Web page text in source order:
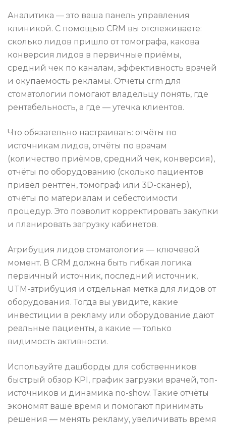
Аналитика — это ваша панель управления
клиникой. С помощью CRM вы отслеживаете:
сколько лидов пришло от томографа, какова
конверсия лидов в первичные приёмы,
средний чек по каналам, эффективность врачей
и окупаемость рекламы. Отчёты crm для
стоматологии помогают владельцу понять, где
рентабельность, а где — утечка клиентов.
Что обязательно настраивать: отчёты по
источникам лидов, отчёты по врачам
(количество приёмов, средний чек, конверсия),
отчёты по оборудованию (сколько пациентов
привёл рентген, томограф или 3D-сканер),
отчёты по материалам и себестоимости
процедур. Это позволит корректировать закупки
и планировать загрузку кабинетов.
Атрибуция лидов стоматология — ключевой
момент. В CRM должна быть гибкая логика:
первичный источник, последний источник,
UTM-атрибуция и отдельная метка для лидов от
оборудования. Тогда вы увидите, какие
инвестиции в рекламу или оборудование дают
реальные пациенты, а какие — только
видимость активности.
Используйте дашборды для собственников:
быстрый обзор KPI, график загрузки врачей, топ-
источников и динамика no-show. Такие отчёты
экономят ваше время и помогают принимать
решения — менять рекламу, увеличивать время